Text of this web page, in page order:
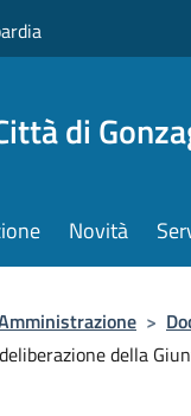
di
Novità
>
della